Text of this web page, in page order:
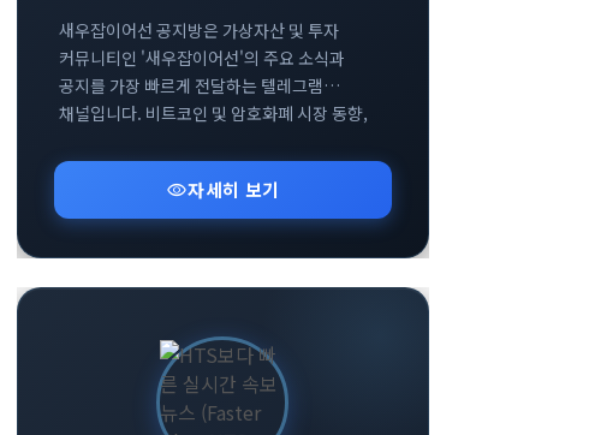
새우잡이어선 공지방은 가상자산 및 투자
커뮤니티인 '새우잡이어선'의 주요 소식과
공지를 가장 빠르게 전달하는 텔레그램
채널입니다. 비트코인 및 암호화폐 시장 동향,
정보를 일목요연하게 제공합니다. 가상자산
투자자들을 위한 핵심 알림과 커뮤니티
오픈채팅방 등 유용한 소통 창구 정보를
visibility자세히 보기